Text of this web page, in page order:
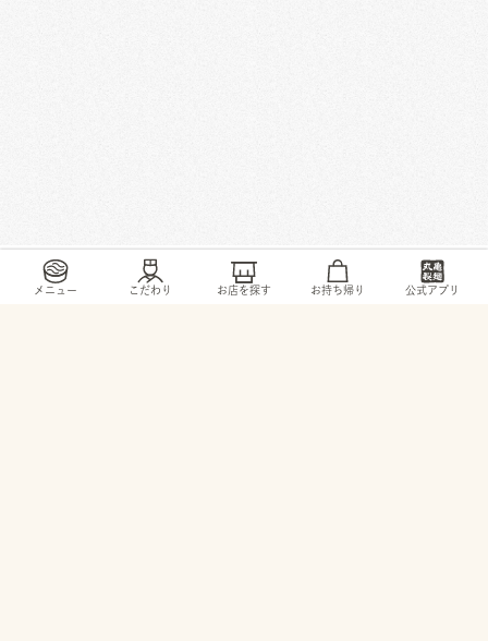
メニュー こだわり お店を探す お持ち帰り 公式アプリ
トップ / お店・ サービス / 稲沢市 天池五反田町1